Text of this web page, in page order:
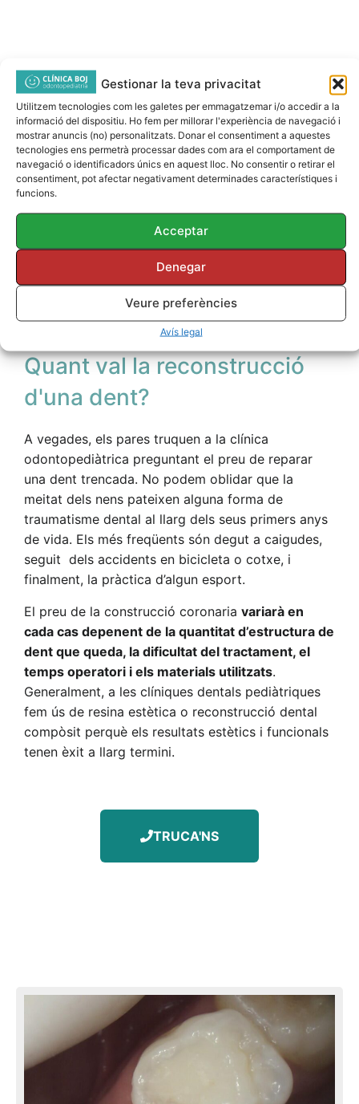
Gestionar la teva privacitat
Utilitzem tecnologies com les galetes per emmagatzemar i/o accedir a la
informació del dispositiu. Ho fem per millorar l'experiència de navegació i
mostrar anuncis (no) personalitzats. Donar el consentiment a aquestes
tecnologies ens permetrà processar dades com ara el comportament de
navegació o identificadors únics en aquest lloc. No consentir o retirar el
consentiment, pot afectar negativament determinades característiques i
funcions.
Acceptar
Denegar
Veure preferències
Avís legal
Quant val la reconstrucció
d'una dent?
A vegades, els pares truquen a la clínica
odontopediàtrica preguntant el preu de reparar
una dent trencada. No podem oblidar que la
meitat dels nens pateixen alguna forma de
traumatisme dental al llarg dels seus primers anys
de vida. Els més freqüents són degut a caigudes,
seguit dels accidents en bicicleta o cotxe, i
finalment, la pràctica d’algun esport.
El preu de la construcció coronaria variarà en
cada cas depenent de la quantitat d’estructura de
dent que queda, la dificultat del tractament, el
temps operatori i els materials utilitzats.
Generalment, a les clíniques dentals pediàtriques
fem ús de resina estètica o reconstrucció dental
compòsit perquè els resultats estètics i funcionals
tenen èxit a llarg termini.
TRUCA'NS